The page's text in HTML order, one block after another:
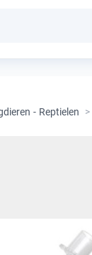
- Reptielen >